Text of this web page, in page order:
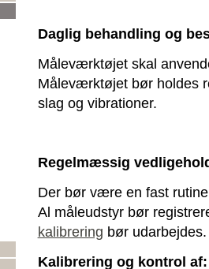
Daglig behandling og
Måleværktøjet skal
Måleværktøjet bør holdes
slag og vibrationer.
Regelmæssig
Der bør være en fast
Al måleudstyr bør
kalibrering bør
Kalibrering og kontrol af: